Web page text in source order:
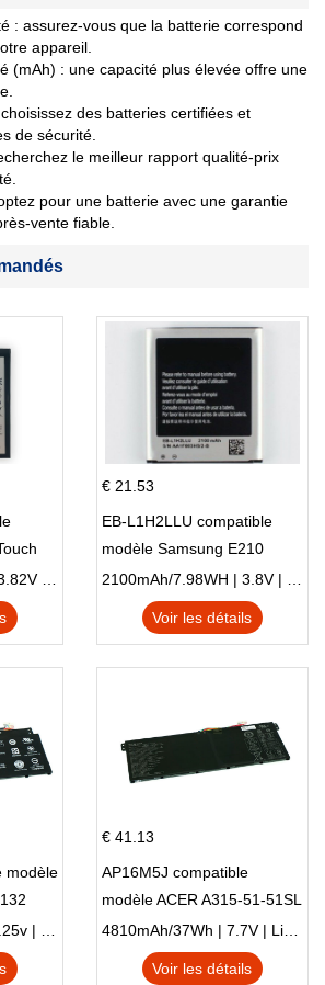
: assurez-vous que la batterie correspond
appareil.
(mAh) : une capacité plus élevée offre une
des batteries certifiées et
de sécurité.
le meilleur rapport qualité-prix
pour une batterie avec une garantie
vente fiable.
2500mAh/9.55WH | 3.82V | Li-ion ...
€ 21.53
EB-L1H2LLU compatible
modèle Samsung E210
E210K i939
2100mAh/7.98WH | 3.8V | Li-ion ...
Voir les détails
modèle
3770mAh/42Wh | 11.25v | Li-ion ...
€ 41.13
AP16M5J compatible
modèle ACER A315-51-51SL
N17Q1 SERIES
4810mAh/37Wh | 7.7V | Li-ion ...
Voir les détails